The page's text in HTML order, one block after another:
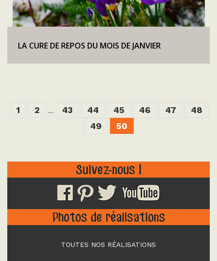
LA CURE DE REPOS DU MOIS DE JANVIER
1 2 ... 43 44 45 46 47
48
49
50
Suivez-nous !
Photos de réalisations
TOUTES NOS RÉALISATIONS